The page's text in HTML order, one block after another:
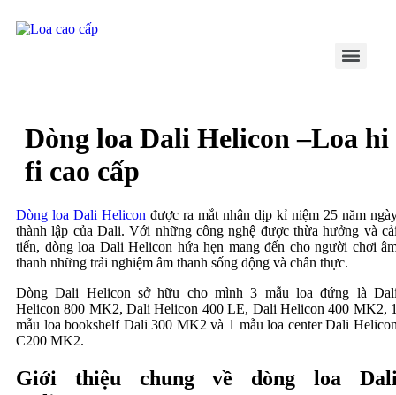
Dòng loa Dali Helicon –Loa hi
fi cao cấp
Dòng loa Dali Helicon được ra mắt nhân dịp kỉ niệm 25 năm
thành lập của Dali. Với những công nghệ được thừa hưởng và
tiến, dòng loa Dali Helicon hứa hẹn mang đến cho người chơi
thanh những trải nghiệm âm thanh sống động và chân thực.
Dòng Dali Helicon sở hữu cho mình 3 mẫu loa đứng là
Helicon 800 MK2, Dali Helicon 400 LE, Dali Helicon 400 MK2,
mẫu loa bookshelf Dali 300 MK2 và 1 mẫu loa center Dali
C200 MK2.
Giới thiệu chung về dòng loa